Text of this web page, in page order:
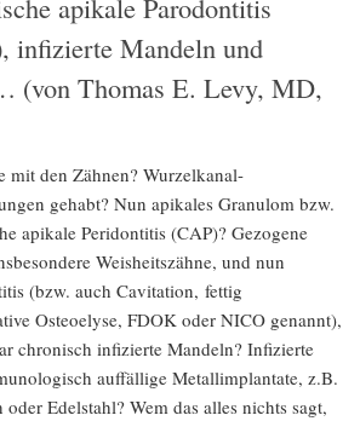
infizierte Mandeln und
(von Thomas E. Levy, MD,
mit den Zähnen? Wurzelkanal-
gehabt? Nun apikales Granulom bzw.
apikale Peridontitis (CAP)? Gezogene
Weisheitszähne, und nun
(bzw. auch Cavitation, fettig
Osteoelyse, FDOK oder NICO genannt),
chronisch infizierte Mandeln? Infizierte
auffällige Metallimplantate, z.B.
oder Edelstahl? Wem das alles nichts sagt,